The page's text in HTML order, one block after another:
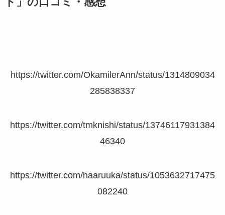
https://twitter.com/OkamilerAnn/status/1314809034
285838337
https://twitter.com/tmknishi/status/13746117931384
46340
https://twitter.com/haaruuka/status/1053632717475
082240